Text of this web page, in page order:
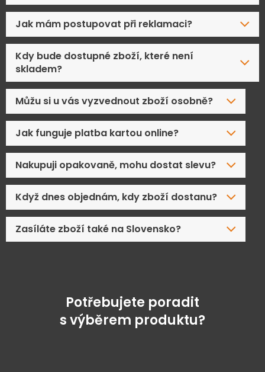
Jak mám postupovat při reklamaci?
Kdy bude dostupné zboží, které není
skladem?
Můžu si u vás vyzvednout zboží osobně?
Jak funguje platba kartou online?
Nakupuji opakovaně, mohu dostat slevu?
Když dnes objednám, kdy zboží dostanu?
Zasíláte zboží také na Slovensko?
Potřebujete poradit
s výběrem produktu?